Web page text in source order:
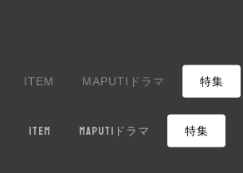
ITEM MAPUTIドラマ 特集
ITEM MAPUTIドラマ 特集